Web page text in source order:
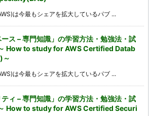
は今最もシェアを拡大しているパブ ...
ース – 専門知識」の学習方法・勉強法・試
How to study for AWS Certified Datab
～
は今最もシェアを拡大しているパブ ...
ティ – 専門知識」の学習方法・勉強法・試
How to study for AWS Certified Securi